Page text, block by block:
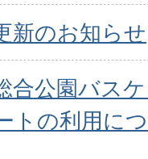
新のお知らせ
合公園バスケ
トの利用に